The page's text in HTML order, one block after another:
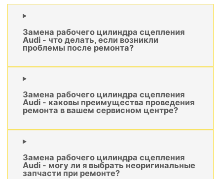
Замена рабочего цилиндра сцепления
Audi - что делать, если возникли
проблемы после ремонта?
Замена рабочего цилиндра сцепления
Audi - каковы преимущества проведения
ремонта в вашем сервисном центре?
Замена рабочего цилиндра сцепления
Audi - могу ли я выбрать неоригинальные
запчасти при ремонте?